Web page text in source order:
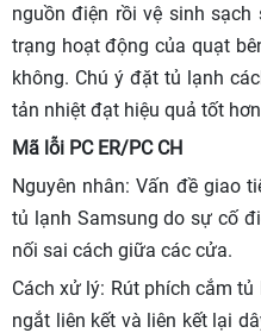
nguồn điện rồi vệ sinh
trạng hoạt động của quạt
không. Chú ý đặt tủ lạnh
tản nhiệt đạt hiệu quả tốt
Mã lỗi PC ER/PC CH
Nguyên nhân: Vấn đề giao
tủ lạnh Samsung do sự cố
nối sai cách giữa các cửa.
Cách xử lý: Rút phích cắm
ngắt liên kết và liên kết lại